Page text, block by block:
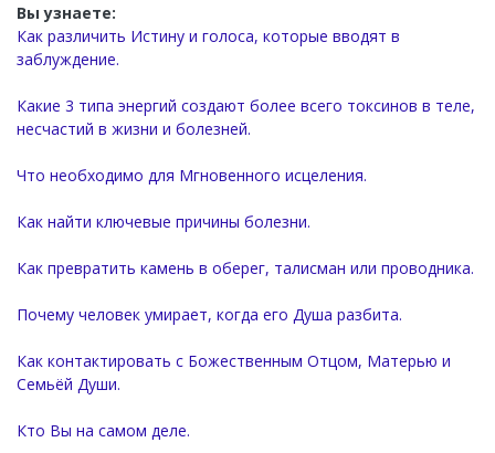
Вы узнаете:
Как различить Истину и голоса, которые вводят в
заблуждение.
Какие 3 типа энергий создают более всего токсинов в теле,
несчастий в жизни и болезней.
Что необходимо для Мгновенного исцеления.
Как найти ключевые причины болезни.
Как превратить камень в оберег, талисман или проводника.
Почему человек умирает, когда его Душа разбита.
Как контактировать с Божественным Отцом, Матерью и
Семьёй Души.
Кто Вы на самом деле.